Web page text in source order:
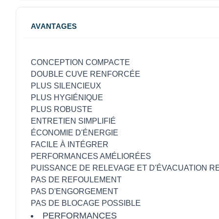
AVANTAGES
CONCEPTION COMPACTE
DOUBLE CUVE RENFORCÉE
PLUS SILENCIEUX
PLUS HYGIÉNIQUE
PLUS ROBUSTE
ENTRETIEN SIMPLIFIÉ
ÉCONOMIE D'ÉNERGIE
FACILE À INTÉGRER
PERFORMANCES AMÉLIORÉES
PUISSANCE DE RELEVAGE ET D'ÉVACUATION
PAS DE REFOULEMENT
PAS D'ENGORGEMENT
PAS DE BLOCAGE POSSIBLE
PERFORMANCES